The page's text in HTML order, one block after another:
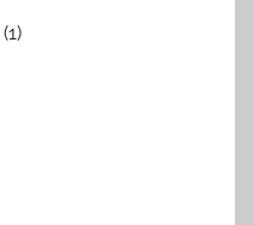
(1)